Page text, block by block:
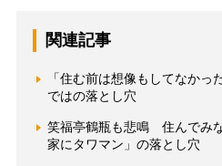
関連記事
「住む前は想像もしてなか
ではの落とし穴
笑福亭鶴瓶も悲鳴 住んでみ
家にタワマン」の落とし穴